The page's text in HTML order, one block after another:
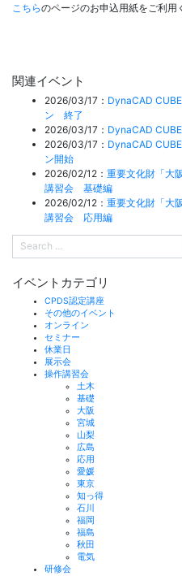
こちらのページのお申込用紙をご利用
関連イベント
2026/03/17： DynaCAD
ン 終了
2026/03/17： DynaCAD
2026/03/17： DynaCAD
ン開始
2026/02/12： 重要文化財「大
講習会 基礎編
2026/02/12： 重要文化財「大
講習会 応用編
イベントカテゴリ
CPDS認定講座
その他のイベント
オンライン
セミナー
休業日
展示会
操作講習会
土木
基礎
大阪
宮城
山梨
広島
応用
愛媛
東京
知っ得
石川
福岡
福島
秋田
電気
研修会